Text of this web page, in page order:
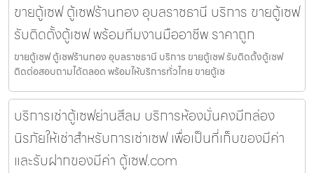
ขายตู้เซฟ ตู้เซฟร้านทอง อุบลราชธานี บริการ ขายตู้เซฟ
รับติดตั้งตู้เซฟ พร้อมทีมงานมืออาชีพ ราคาถูก
ขายตู้เซฟ ตู้เซฟร้านทอง อุบลราชธานี บริการ ขายตู้เซฟ รับติดตั้งตู้เซฟ
ติดต่อสอบถามได้ตลอด พร้อมให้บริการทั่วไทย ขายตู้เซ
บริการเช่าตู้เซฟย่านสีลม บริการห้องมั่นคงมีกล่อง
นิรภัยให้เช่าสำหรับการเช่าเซฟ เพื่อเป็นที่เก็บของมีค่า
และรับฝากของมีค่า ตู้เซฟ.com